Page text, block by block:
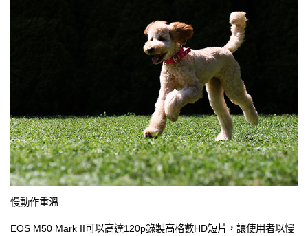
慢動作重溫
EOS M50 Mark II可以高達120p錄製高格數HD短片，讓使用者以慢